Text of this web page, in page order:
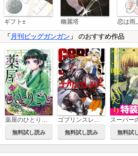
ギフト± 幽麗塔
「 月刊ビッグガンガン 」 のおすすめ作品
薬屋のひとりごと
無料試し読み
ゴブリンスレイヤー
無料試し読み 無料試